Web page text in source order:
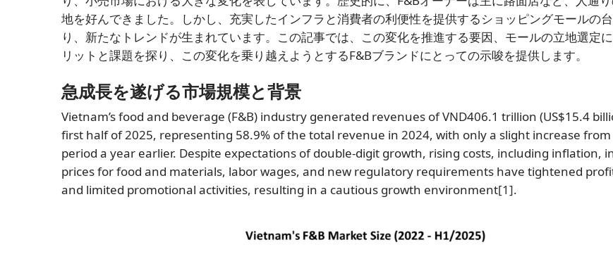
地を好んできました。しかし、充実したインフラと消費者の利便性を提供するショッピングモールの
り、新たなトレンドが生まれています。この記事では、この変化を推進する要因、モールの立地選定
リットと課題を探り、この変化を乗り越えようとするF&Bブランドにとっての示唆を提供します。
急成長を遂げる市場規模と背景
Vietnam’s food and beverage (F&B) industry generated revenues of VND406.1 trillion (US$15.4
first half of 2025, representing 58.9% of the total revenue in 2024, with only a slight increase
period a year earlier. Despite expectations of double-digit growth, rising costs, including inflation,
prices for food and materials, labor wages, and new regulatory requirements have tightened
and limited promotional activities, resulting in a cautious growth environment[1].